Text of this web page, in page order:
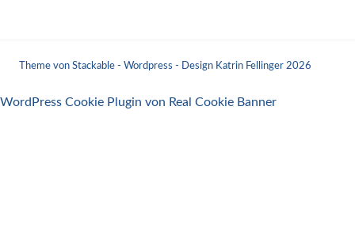
Theme von Stackable - Wordpress - Design Katrin Fellinger 2026
WordPress Cookie Plugin von Real Cookie Banner